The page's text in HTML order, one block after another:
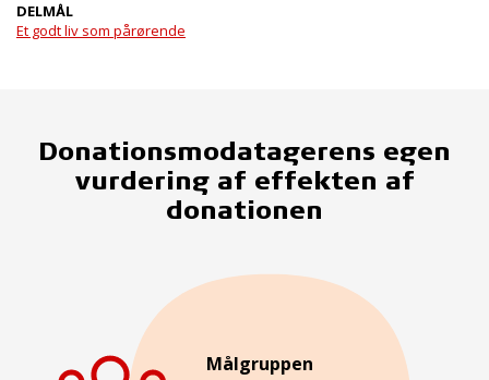
DELMÅL
Et godt liv som pårørende
Donationsmodatagerens egen
vurdering af effekten af
donationen
Målgruppen